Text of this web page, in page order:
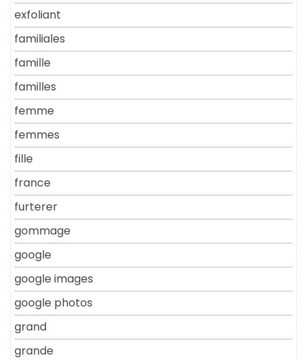
exfoliant
familiales
famille
familles
femme
femmes
fille
france
furterer
gommage
google
google images
google photos
grand
grande